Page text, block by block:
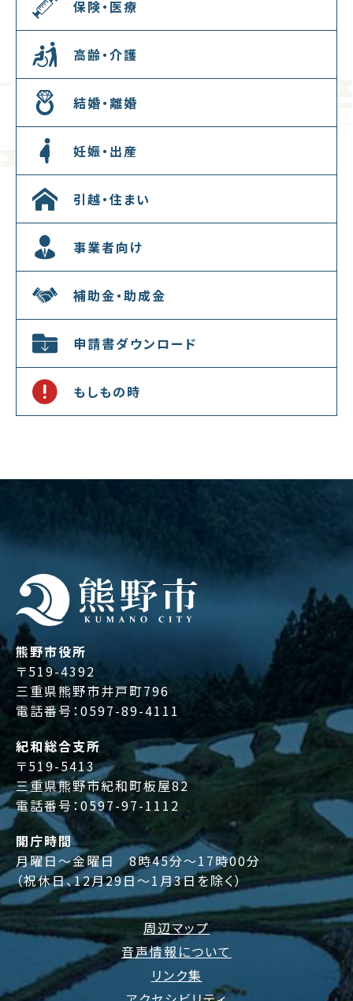
保険・医療
高齢・介護
結婚・離婚
妊娠・出産
引越・住まい
事業者向け
補助金・助成金
申請書ダウンロード
もしもの時
熊野市役所
〒519-4392
三重県熊野市井戸町796
電話番号：0597-89-4111
紀和総合支所
〒519-5413
三重県熊野市紀和町板屋82
電話番号：0597-97-1112
開庁時間
月曜日～金曜日 8時45分～17時00分
（祝休日、12月29日～1月3日を除く）
周辺マップ
音声情報について
リンク集